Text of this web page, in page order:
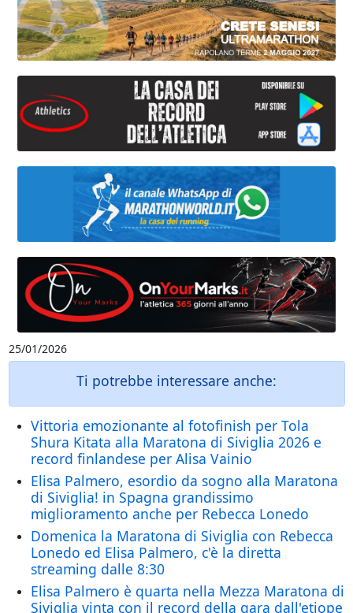
25/01/2026
Ti potrebbe interessare anche:
Vittoria emozionante al fotofinish per Tola
Shura Kitata alla Maratona di Siviglia 2026 e
record finlandese per Alisa Vainio
Elisa Palmero, esordio da sogno alla Maratona
di Siviglia! in Spagna grandissimo
miglioramento anche per Rebecca Lonedo
Domenica la Maratona di Siviglia con Rebecca
Lonedo ed Elisa Palmero, c'è la diretta
streaming dalle 8:30
Elisa Palmero è quarta nella Mezza Maratona di
Siviglia vinta con il record della gara dall'etiope